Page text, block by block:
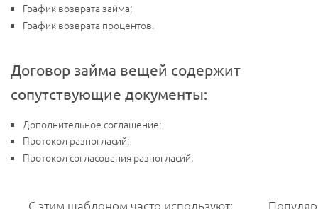
График возврата займа;
График возврата процентов.
Договор займа вещей содержит
сопутствующие документы:
Дополнительное соглашение;
Протокол разногласий;
Протокол согласования разногласий.
С этим шаблоном часто используют: